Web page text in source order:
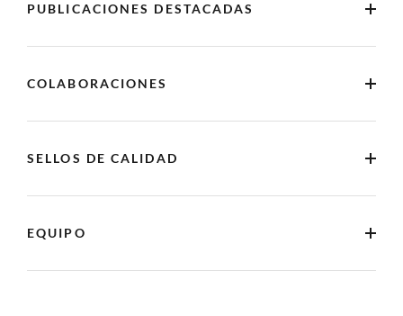
PUBLICACIONES DESTACADAS
COLABORACIONES
SELLOS DE CALIDAD
EQUIPO